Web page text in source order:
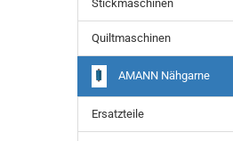
Stickmaschinen
Quiltmaschinen
AMANN Nähgarne
Ersatzteile